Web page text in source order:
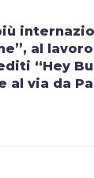
al lavoro
“Hey
al via da